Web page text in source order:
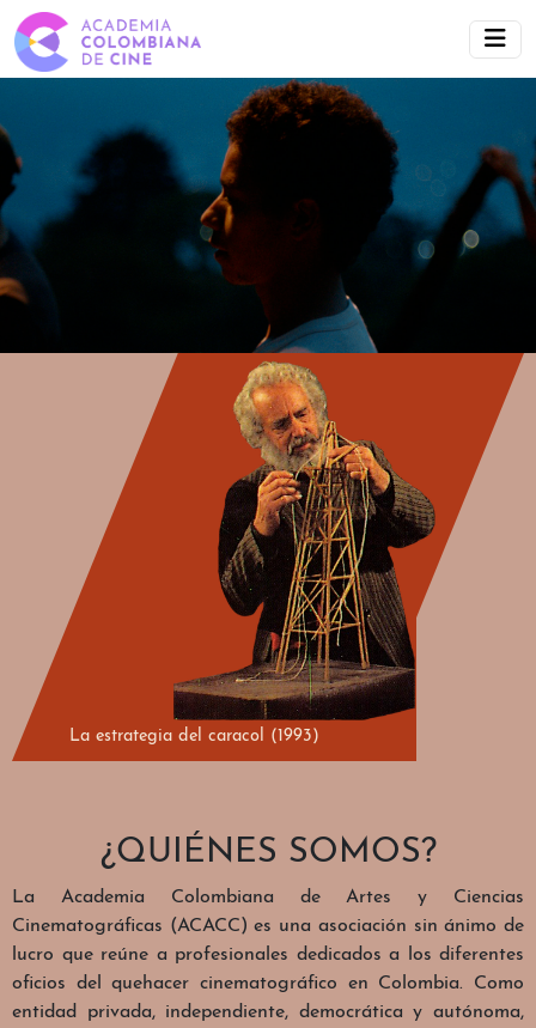
¿QUIÉNES SOMOS?
La Academia Colombiana de Artes y Ciencias
Cinematográficas (ACACC) es una asociación sin ánimo de
lucro que reúne a profesionales dedicados a los diferentes
oficios del quehacer cinematográfico en Colombia. Como
entidad privada, independiente, democrática y autónoma,
La estrategia del caracol (1993)